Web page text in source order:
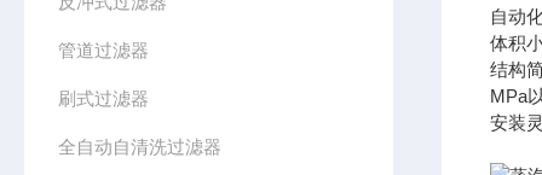
管道过滤器
刷式过滤器
全自动自清洗过滤器
自动
体积
结构
MPa
安装